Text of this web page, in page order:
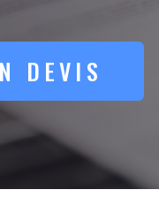
DEVIS